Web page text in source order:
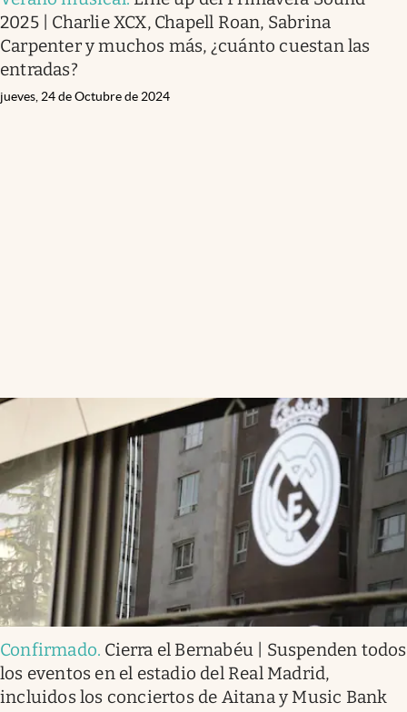
2025 | Charlie XCX, Chapell Roan, Sabrina
Carpenter y muchos más, ¿cuánto cuestan las
entradas?
jueves, 24 de Octubre de 2024
Confirmado. Cierra el Bernabéu | Suspenden todos
los eventos en el estadio del Real Madrid,
incluidos los conciertos de Aitana y Music Bank